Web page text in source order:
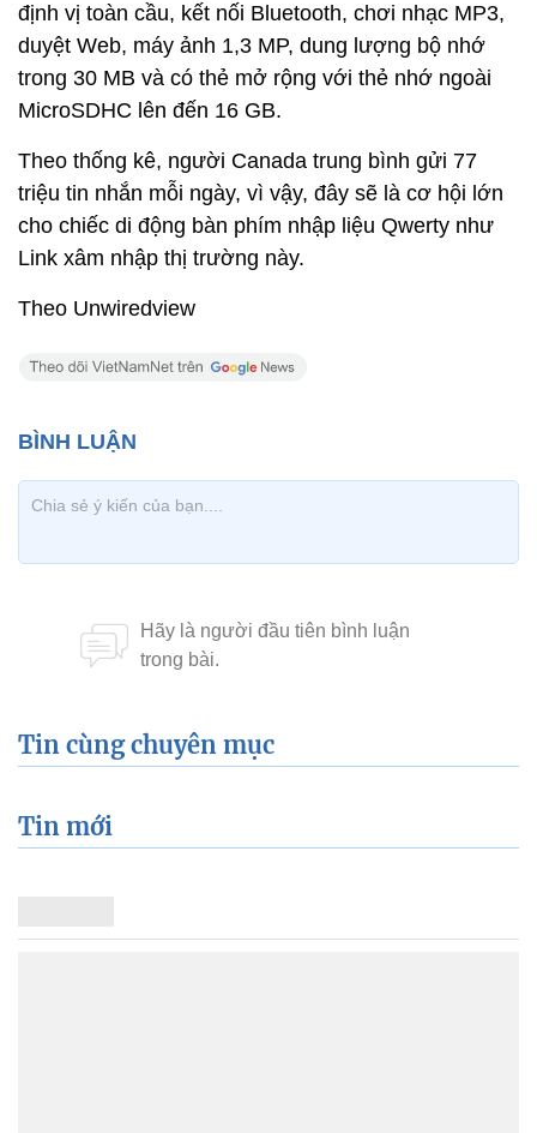
định vị toàn cầu, kết nối Bluetooth, chơi nhạc MP3,
duyệt Web, máy ảnh 1,3 MP, dung lượng bộ nhớ
trong 30 MB và có thẻ mở rộng với thẻ nhớ ngoài
MicroSDHC lên đến 16 GB.
Theo thống kê, người Canada trung bình gửi 77
triệu tin nhắn mỗi ngày, vì vậy, đây sẽ là cơ hội lớn
cho chiếc di động bàn phím nhập liệu Qwerty như
Link xâm nhập thị trường này.
Theo Unwiredview
Tin cùng chuyên mục
Tin mới